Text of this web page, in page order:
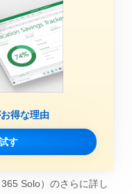
得な理由
す
Solo）のさらに詳し